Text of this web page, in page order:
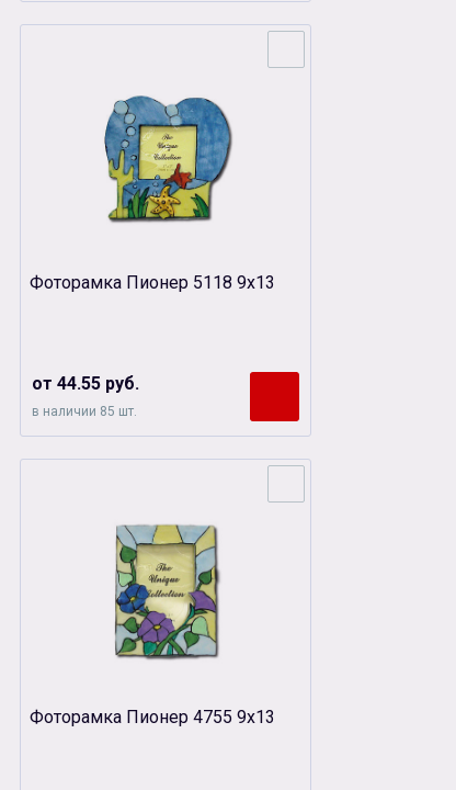
Фоторамка Пионер 5118 9х13
от 44.55 руб.
в наличии 85 шт.
Фоторамка Пионер 4755 9х13